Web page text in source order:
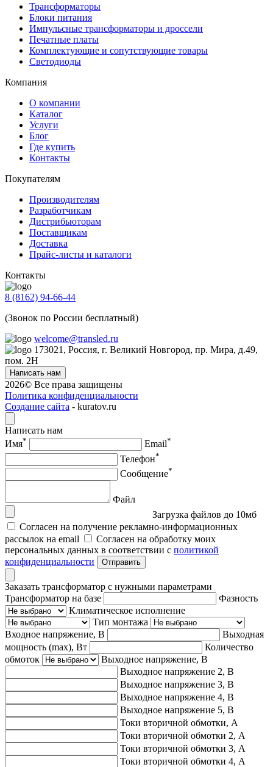
Трансформаторы
Блоки питания
Импульсные трансформаторы и дроссели
Печатные платы
Комплектующие и сопутствующие товары
Светодиоды
Компания
О компании
Каталог
Услуги
Блог
Где купить
Контакты
Покупателям
Производителям
Разработчикам
Дистрибьюторам
Поставщикам
Доставка
Прайс-листы и каталоги
Контакты
8 (8162) 94-66-44
(Звонок по России бесплатный)
welcome@transled.ru
173021, Россия, г. Великий Новгород, пр. Мира, д.49,
пом. 2Н
Написать нам
2026© Все права защищены
Политика конфиденциальности
Создание сайта - kuratov.ru
Написать нам
Имя* Email*
Телефон*
Сообщение*
Файл
Загрузка файлов до 10мб
Согласен на получение рекламно-информационных
рассылок на email
Согласен на обработку моих
персональных данных в соответствии с политикой
конфиденциальности
Отправить
Заказать трансформатор с нужными параметрами
Трансформатор на базе
Фазность
Климатическое исполнение
Тип монтажа
Входное напряжение, В
Выходная
мощность (max), Вт
Количество
обмоток
Выходное напряжение, В
Выходное напряжение 2, В
Выходное напряжение 3, В
Выходное напряжение 4, В
Выходное напряжение 5, В
Токи вторичной обмотки, А
Токи вторичной обмотки 2, А
Токи вторичной обмотки 3, А
Токи вторичной обмотки 4, А